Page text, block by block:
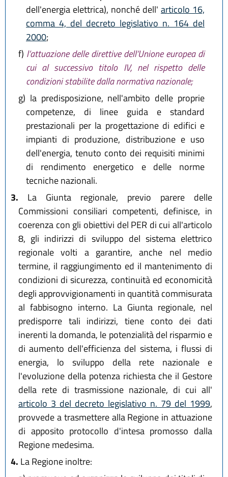
dell'energia elettrica), nonché dell' articolo 16,
comma 4, del decreto legislativo n. 164 del
2000;
f) l’attuazione delle direttive dell’Unione europea di
cui al successivo titolo IV, nel rispetto delle
condizioni stabilite dalla normativa nazionale;
g) la predisposizione, nell'ambito delle proprie
competenze, di linee guida e standard
prestazionali per la progettazione di edifici e
impianti di produzione, distribuzione e uso
dell'energia, tenuto conto dei requisiti minimi
di rendimento energetico e delle norme
tecniche nazionali.
3. La Giunta regionale, previo parere delle
Commissioni consiliari competenti, definisce, in
coerenza con gli obiettivi del PER di cui all'articolo
8, gli indirizzi di sviluppo del sistema elettrico
regionale volti a garantire, anche nel medio
termine, il raggiungimento ed il mantenimento di
condizioni di sicurezza, continuità ed economicità
degli approvvigionamenti in quantità commisurata
al fabbisogno interno. La Giunta regionale, nel
predisporre tali indirizzi, tiene conto dei dati
inerenti la domanda, le potenzialità del risparmio e
di aumento dell'efficienza del sistema, i flussi di
energia, lo sviluppo della rete nazionale e
l'evoluzione della potenza richiesta che il Gestore
della rete di trasmissione nazionale, di cui all'
articolo 3 del decreto legislativo n. 79 del 1999,
provvede a trasmettere alla Regione in attuazione
di apposito protocollo d'intesa promosso dalla
Regione medesima.
4. La Regione inoltre: